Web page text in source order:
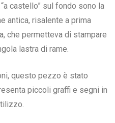
castello” sul fondo sono la
antica, risalente a prima
che permetteva di stampare
lastra di rame.
questo pezzo è stato
piccoli graffi e segni in